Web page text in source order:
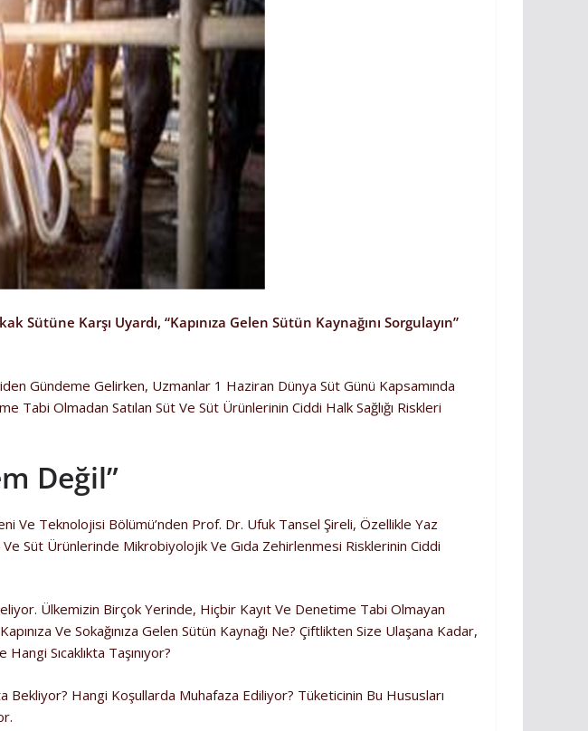
Karşı Uyardı, “Kapınıza Gelen Sütün Kaynağını Sorgulayın”
Gündeme Gelirken, Uzmanlar 1 Haziran Dünya Süt Günü Kapsamında
Tabi Olmadan Satılan Süt Ve Süt Ürünlerinin Ciddi Halk Sağlığı Riskleri
Değil”
Ve Teknolojisi Bölümü’nden Prof. Dr. Ufuk Tansel Şireli, Özellikle Yaz
Ve Süt Ürünlerinde Mikrobiyolojik Ve Gıda Zehirlenmesi Risklerinin Ciddi
Ülkemizin Birçok Yerinde, Hiçbir Kayıt Ve Denetime Tabi Olmayan
Ve Sokağınıza Gelen Sütün Kaynağı Ne? Çiftlikten Size Ulaşana Kadar,
Hangi Sıcaklıkta Taşınıyor?
Bekliyor? Hangi Koşullarda Muhafaza Ediliyor? Tüketicinin Bu Hususları